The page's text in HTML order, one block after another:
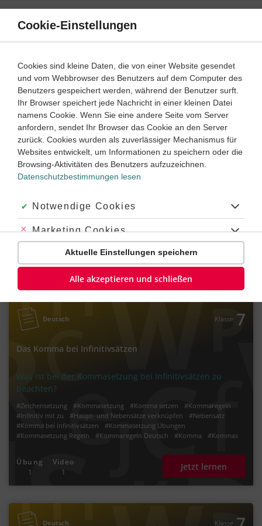
Direkt
Inhalt
Lernwege mit Erklär- und Anleitungsvideos
Deutsch Klasse
Adverbialsätze
Was sind Adverbialsätze?
#Nebensätze unterscheiden
#Arten von Nebensätzen
#Formen von Nebensätzen
#Temporalsatz
#Konditionalsatz
#Adverbialsätze bestimmen
#mit Adverbialsätzen Zusammenhänge darstellen
3
Video
3
Jetzt lernen
Deutsch Klasse 7
Das Komma bei Infinitivsätzen
Was ist bei der Kommasetzung bei Infinitivsätzen zu
beachten?
#Zeichensetzung #Kommasetzung #Komma setzen
#Kommaregeln
#Infinitiv mit zu
#Haupt- und Nebensätze verknüpfen
#Nebensatz
#Komma bei Infinitivsätzen
#Kommasetzung Übungen
#Kommasetzung Regeln
#Kommaregeln Deutsch #Komma
#Kommas
Übung
1
Video
1
Jetzt lernen
Deutsch Klasse
Cookie-Einstellungen
Cookies sind kleine Daten, die von einer Website gesendet
und vom Webbrowser des Benutzers auf dem Computer des
Benutzers gespeichert werden, während der Benutzer surft.
Ihr Browser speichert jede Nachricht in einer kleinen Datei
namens Cookie. Wenn Sie eine andere Seite vom Server
anfordern, sendet Ihr Browser das Cookie an den Server
zurück. Cookies wurden als zuverlässiger Mechanismus für
Websites entwickelt, um Informationen zu speichern oder die
Browsing-Aktivitäten des Benutzers aufzuzeichnen.
Datenschutzbestimmungen lesen
Akzeptiert:
Notwendige Cookies
Abgelehnt:
Marketing Cookies
Abgelehnt:
Personalisierungs-Cookies
Aktuelle Einstellungen speichern
Alle akzeptieren und schließen